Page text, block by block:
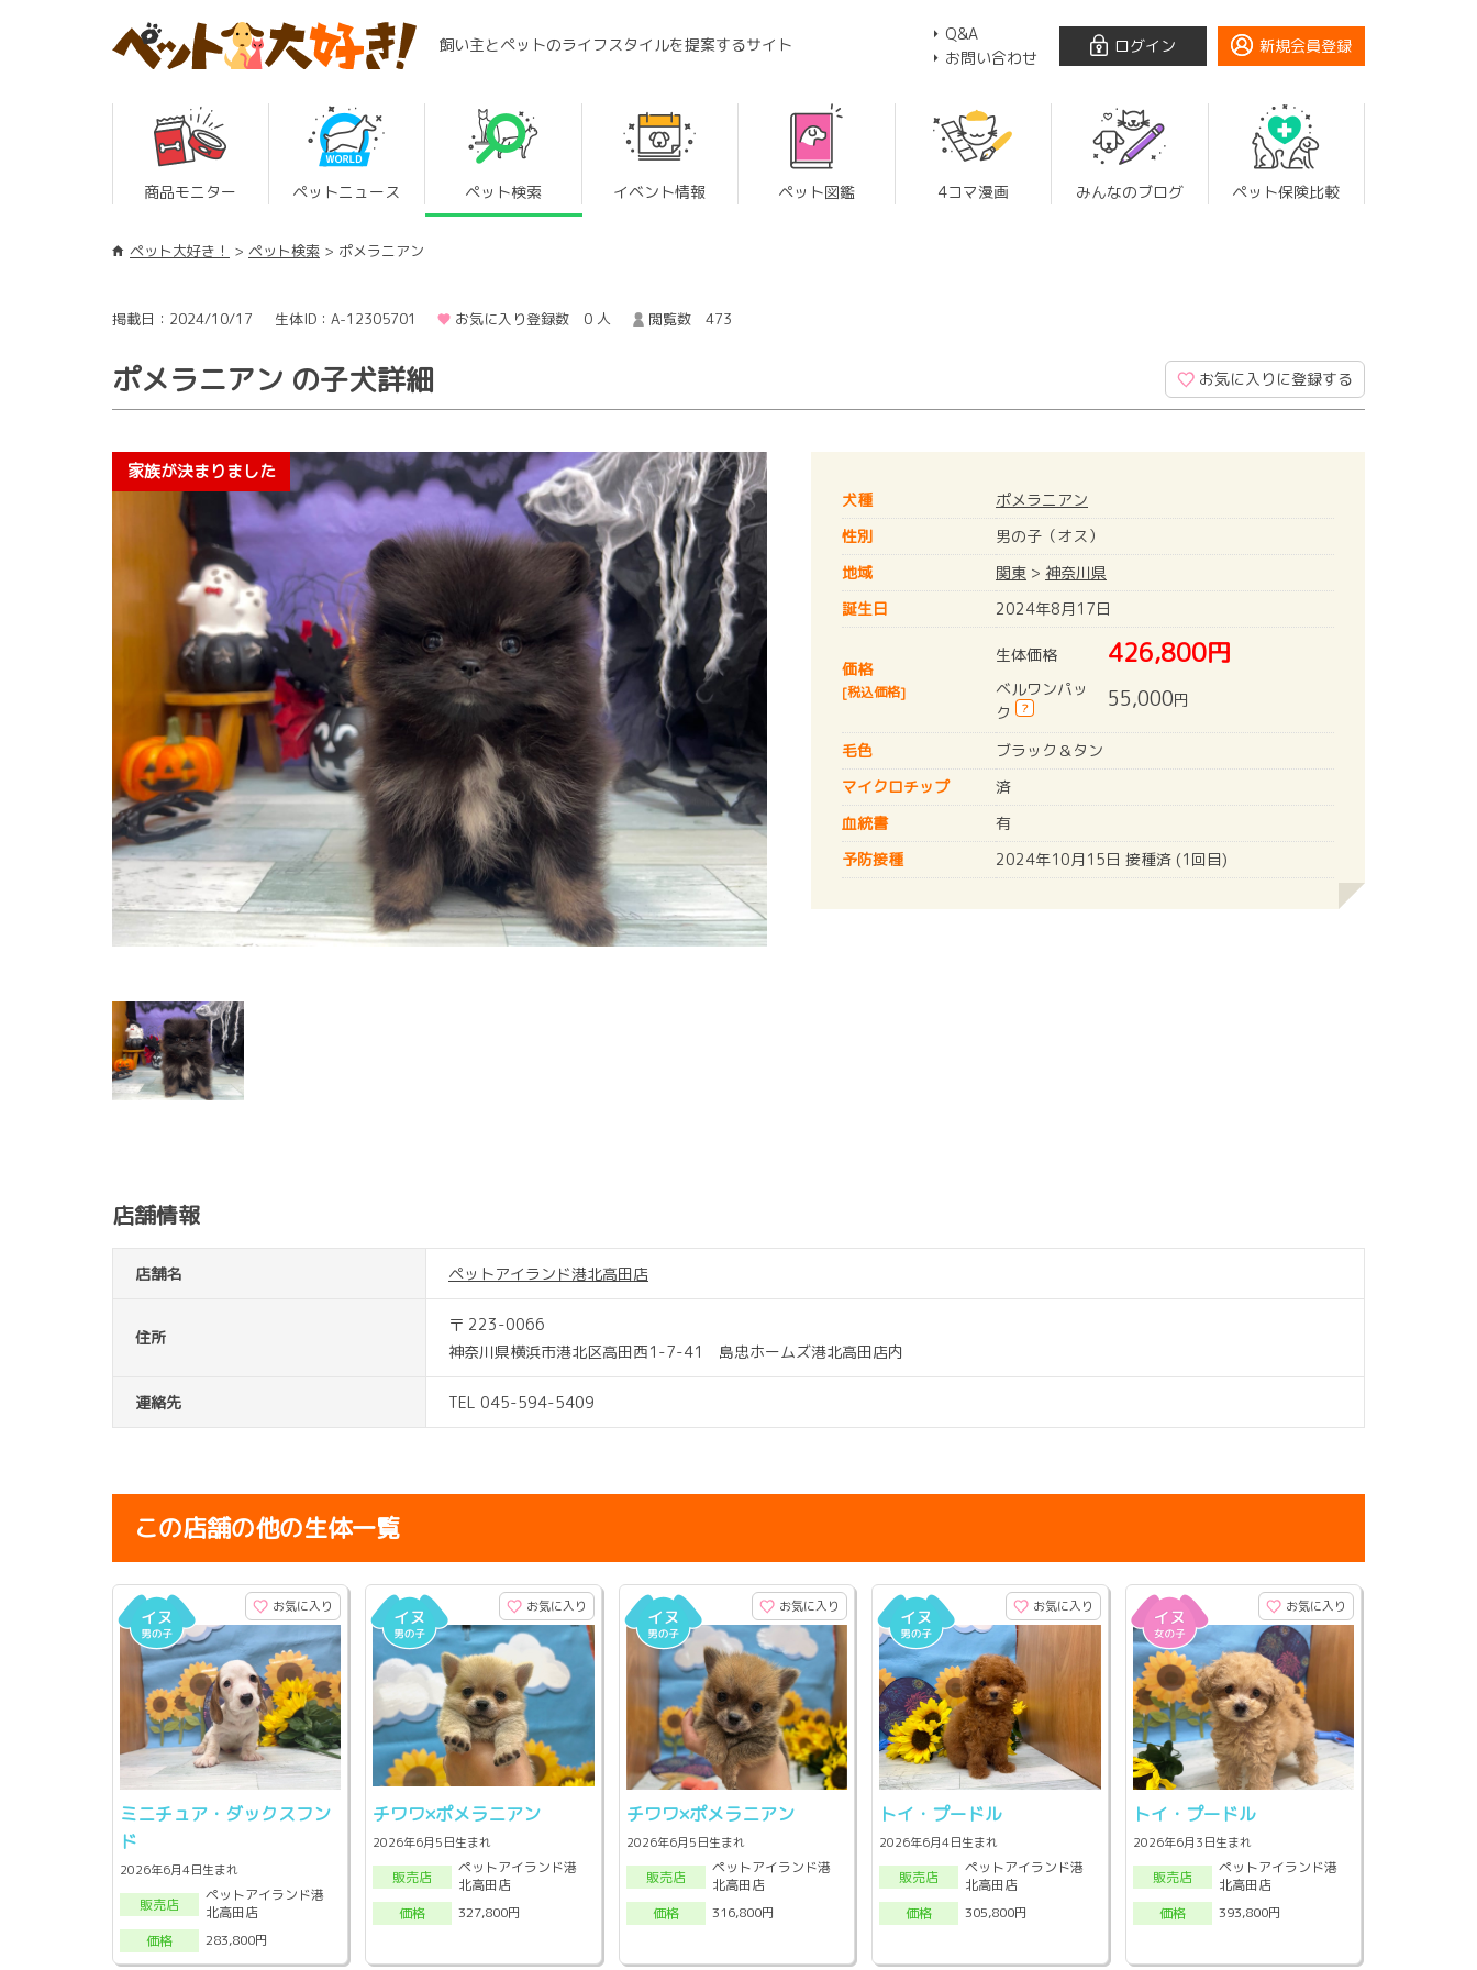
飼い主とペットのライフスタイルを提案するサイト
Q&A
お問い合わせ
ログイン 新規会員登録
商品モニター ペットニュース ペット検索 イベント情報 ペット図鑑 4コマ漫画 みんなのブログ ペット保険比較
ペット大好き！ ペット検索 ポメラニアン
掲載日：2024/10/17 生体ID：A-12305701 お気に入り登録数 0 人 閲覧数 473
ポメラニアン の子犬詳細 お気に入りに登録する
犬種
ポメラニアン
性別
男の子（オス）
地域
関東 > 神奈川県
誕生日
2024年8月17日
価格
[税込価格]
生体価格 426,800円
ベルワンパッ
ク
? 55,000円
毛色
ブラック＆タン
マイクロチップ
済
血統書
有
予防接種
2024年10月15日 接種済 (1回目)
店舗情報
店舗名 ペットアイランド港北高田店
住所
〒 223-0066
神奈川県横浜市港北区高田西1-7-41 島忠ホームズ港北高田店内
連絡先 TEL 045-594-5409
この店舗の他の生体一覧
お気に入り
ミニチュア・ダックスフン
ド
2026年6月4日生まれ
販売店
ペットアイランド港
北高田店
価格
283,800円
お気に入り
チワワ×ポメラニアン
2026年6月5日生まれ
販売店
ペットアイランド港
北高田店
価格
327,800円
お気に入り
チワワ×ポメラニアン
2026年6月5日生まれ
販売店
ペットアイランド港
北高田店
価格
316,800円
お気に入り
トイ・プードル
2026年6月4日生まれ
販売店
ペットアイランド港
北高田店
価格
305,800円
お気に入り
トイ・プードル
2026年6月3日生まれ
販売店
ペットアイランド港
北高田店
価格
393,800円